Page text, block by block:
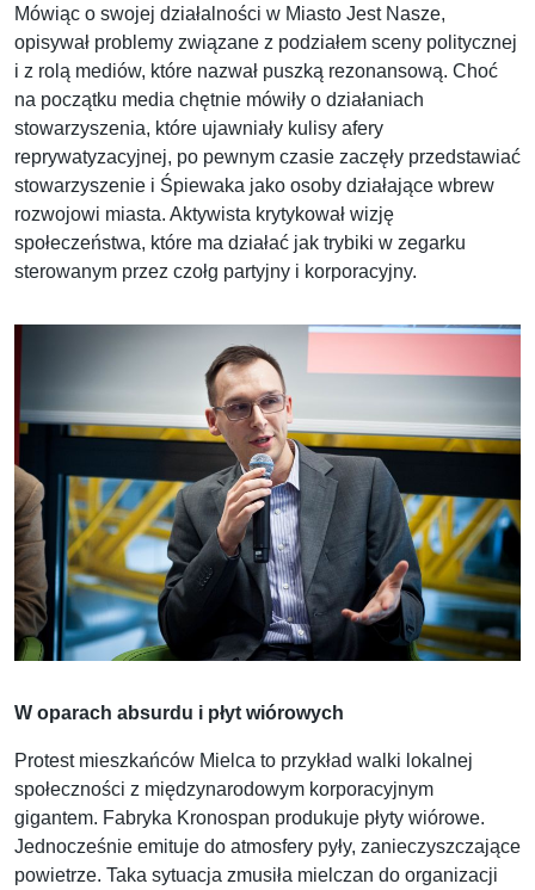
Mówiąc o swojej działalności w Miasto Jest Nasze,
opisywał problemy związane z podziałem sceny politycznej
i z rolą mediów, które nazwał puszką rezonansową. Choć
na początku media chętnie mówiły o działaniach
stowarzyszenia, które ujawniały kulisy afery
reprywatyzacyjnej, po pewnym czasie zaczęły przedstawiać
stowarzyszenie i Śpiewaka jako osoby działające wbrew
rozwojowi miasta. Aktywista krytykował wizję
społeczeństwa, które ma działać jak trybiki w zegarku
sterowanym przez czołg partyjny i korporacyjny.
W oparach absurdu i płyt wiórowych
Protest mieszkańców Mielca to przykład walki lokalnej
społeczności z międzynarodowym korporacyjnym
gigantem. Fabryka Kronospan produkuje płyty wiórowe.
Jednocześnie emituje do atmosfery pyły, zanieczyszczające
powietrze. Taka sytuacja zmusiła mielczan do organizacji